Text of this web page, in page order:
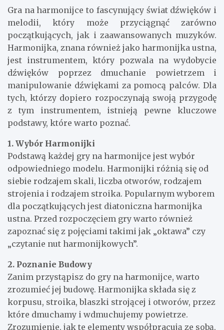
Gra na harmonijce to fascynujący świat dźwięków i
melodii, który może przyciągnąć zarówno
początkujących, jak i zaawansowanych muzyków.
Harmonijka, znana również jako harmonijka ustna,
jest instrumentem, który pozwala na wydobycie
dźwięków poprzez dmuchanie powietrzem i
manipulowanie dźwiękami za pomocą palców. Dla
tych, którzy dopiero rozpoczynają swoją przygodę
z tym instrumentem, istnieją pewne kluczowe
podstawy, które warto poznać.
1. Wybór Harmonijki
Podstawą każdej gry na harmonijce jest wybór
odpowiedniego modelu. Harmonijki różnią się od
siebie rodzajem skali, liczba otworów, rodzajem
strojenia i rodzajem stroika. Popularnym wyborem
dla początkujących jest diatoniczna harmonijka
ustna. Przed rozpoczęciem gry warto również
zapoznać się z pojęciami takimi jak „oktawa” czy
„czytanie nut harmonijkowych”.
2. Poznanie Budowy
Zanim przystąpisz do gry na harmonijce, warto
zrozumieć jej budowę. Harmonijka składa się z
korpusu, stroika, blaszki strojącej i otworów, przez
które dmuchamy i wdmuchujemy powietrze.
Zrozumienie, jak te elementy współpracują ze sobą,